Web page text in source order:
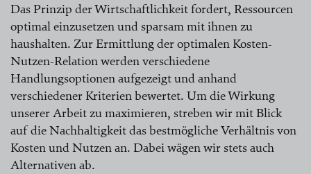
Das Prinzip der Wirtschaftlichkeit fordert, Ressourcen
optimal einzusetzen und sparsam mit ihnen zu
haushalten. Zur Ermittlung der optimalen Kosten-
Nutzen-Relation werden verschiedene
Handlungsoptionen aufgezeigt und anhand
verschiedener Kriterien bewertet. Um die Wirkung
unserer Arbeit zu maximieren, streben wir mit Blick
auf die Nachhaltigkeit das bestmögliche Verhältnis von
Kosten und Nutzen an. Dabei wägen wir stets auch
Alternativen ab.